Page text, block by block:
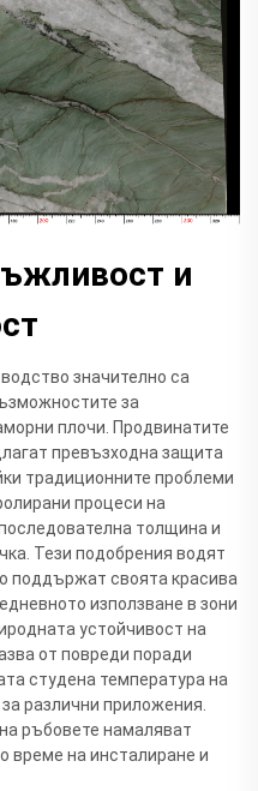
и
значително са
за
плочи. Продвинатите
превъзходна защита
традиционните проблеми
процеси на
толщина и
Тези подобрения водят
поддържат своята красива
използване в зони
устойчивост на
от повреди поради
студена температура на
различни приложения.
ръбовете намаляват
време на инсталиране и